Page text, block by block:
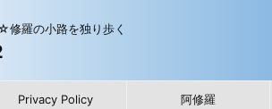
羅の小路を独り歩く
Privacy Policy 阿修羅